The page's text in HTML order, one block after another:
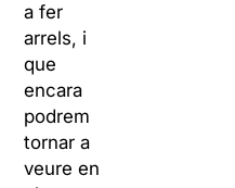
a fer
arrels, i
que
encara
podrem
tornar a
veure en